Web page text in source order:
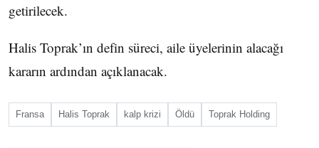
getirilecek.
Halis Toprak’ın defin süreci, aile üyelerinin alacağı
kararın ardından açıklanacak.
Fransa Halis Toprak kalp krizi Öldü Toprak Holding